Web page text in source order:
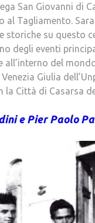
San Giovanni di
al Tagliamento.
storiche su questo
degli eventi
all’interno del
Giulia
la Città di Casarsa
e Pier Paolo